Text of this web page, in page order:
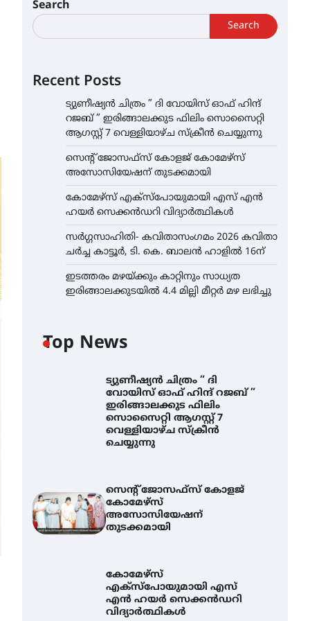
Search
Search
Recent Posts
ട്യുണീഷ്യൻ ചിത്രം ” ദി വോയിസ് ഓഫ് ഹിന്ദ്
റജബ് ” ഇരിങ്ങാലക്കുട ഫിലിം സൊസൈറ്റി
ആഗസ്റ്റ് 7 വെള്ളിയാഴ്ച സ്‌ക്രീൻ ചെയ്യുന്നു
സെന്റ് ജോസഫ്സ് കോളജ് കോമേഴ്‌സ്
അസോസിയേഷന് തുടക്കമായി
കോമേഴ്സ് എക്സ്പോയുമായി എസ് എൻ
ഹയർ സെക്കൻഡറി വിദ്യാർത്ഥികൾ
സർഗ്ഗസാഹിതി- കവിതാസംഗമം 2026 കവിതാ
ചർച്ച കാട്ടൂർ, ടി. കെ. ബാലൻ ഹാളിൽ 16ന്
ഇടത്തരം മഴയ്ക്കും കാറ്റിനും സാധ്യത
ഇരിങ്ങാലക്കുടയിൽ 4.4 മില്ലി മീറ്റർ മഴ ലഭിച്ചു
Top News
ട്യുണീഷ്യൻ ചിത്രം ” ദി
വോയിസ് ഓഫ് ഹിന്ദ് റജബ് ”
ഇരിങ്ങാലക്കുട ഫിലിം
സൊസൈറ്റി ആഗസ്റ്റ് 7
വെള്ളിയാഴ്ച സ്‌ക്രീൻ
ചെയ്യുന്നു
സെന്റ് ജോസഫ്സ് കോളജ്
കോമേഴ്‌സ്
അസോസിയേഷന്
തുടക്കമായി
കോമേഴ്സ്
എക്സ്പോയുമായി എസ്
എൻ ഹയർ സെക്കൻഡറി
വിദ്യാർത്ഥികൾ